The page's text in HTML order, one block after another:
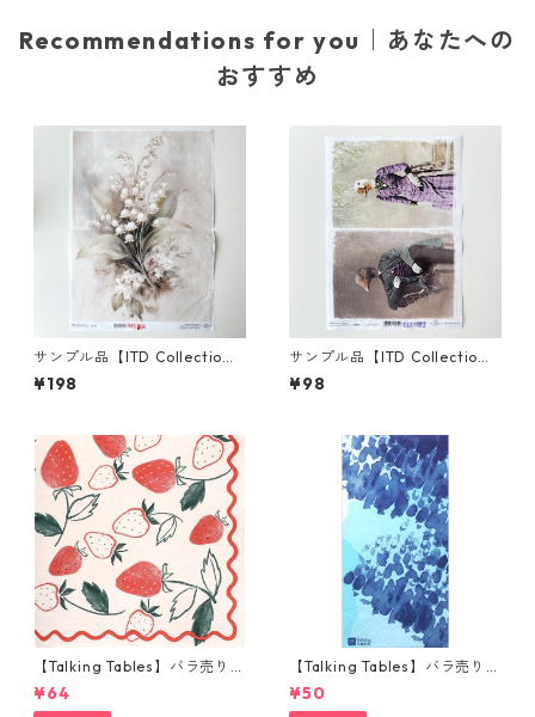
Recommendations for you｜あなたへの
おすすめ
サンプル品【ITD Collectio
n】A3サイズ ライスペーパー
R1670L デコパージュ
¥198
サンプル品【ITD Collectio
n】A4サイズ ライスペーパー
R1822 デコパージュ
¥98
【Talking Tables】バラ売り1
枚 ランチサイズ ペーパーナプ
キン Strawberry Field ピンク
¥64
【Talking Tables】バラ売り1
枚 ランチサイズ ペーパーナプ
キン COASTAL ブルー
¥50